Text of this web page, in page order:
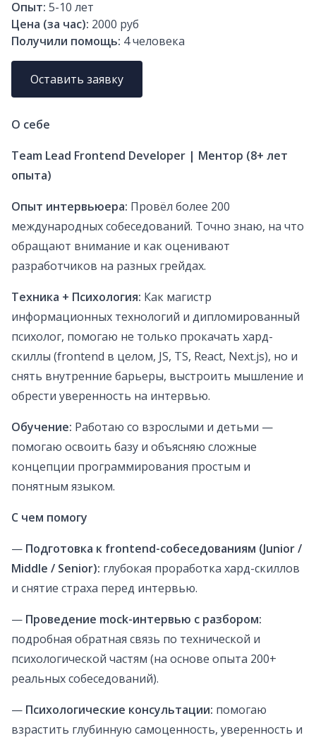
Опыт: 5-10 лет
Цена (за час): 2000 руб
Получили помощь: 4человека
Оставить заявку
О себе
Team Lead Frontend Developer | Ментор (8+ лет
опыта)
Опыт интервьюера: Провёл более 200
международных собеседований. Точно знаю, на что
обращают внимание и как оценивают
разработчиков на разных грейдах.
Техника + Психология: Как магистр
информационных технологий и дипломированный
психолог, помогаю не только прокачать хард-
скиллы (frontend в целом, JS, TS, React, Next.js), но и
снять внутренние барьеры, выстроить мышление и
обрести уверенность на интервью.
Обучение: Работаю со взрослыми и детьми —
помогаю освоить базу и объясняю сложные
концепции программирования простым и
понятным языком.
С чем помогу
— Подготовка к frontend-собеседованиям (Junior /
Middle / Senior): глубокая проработка хард-скиллов
и снятие страха перед интервью.
— Проведение mock-интервью с разбором:
подробная обратная связь по технической и
психологической частям (на основе опыта 200+
реальных собеседований).
— Психологические консультации: помогаю
взрастить глубинную самоценность, уверенность и